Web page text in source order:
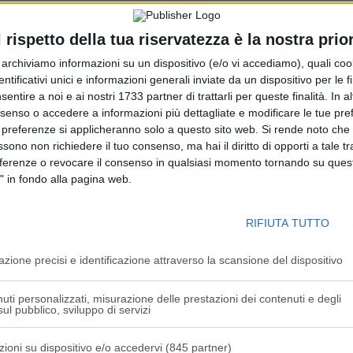
rispetto della tua riservatezza è la nostra
informazioni su un dispositivo (e/o vi accediamo), quali
unici e informazioni generali inviate da un dispositivo per le
a noi e ai nostri 1733 partner di trattarli per queste finalità. In
o accedere a informazioni più dettagliate e modificare le tue
si applicheranno solo a questo sito web. Si rende noto
non richiedere il tuo consenso, ma hai il diritto di opporti a tale
o revocare il consenso in qualsiasi momento tornando su
in fondo alla pagina web.
RIFIUTA TUTTO
precisi e identificazione attraverso la scansione del dispositivo
personalizzati, misurazione delle prestazioni dei contenuti e degli
pubblico, sviluppo di servizi
su dispositivo e/o accedervi (845 partner)
Romagna
CoV2, sono lievemente diminuite (-2,4%) le unità di
: 208.000 contro 213.186 del 2019. Tale diminuzione della
con le Associazioni e Federazioni di donatori a fronte di
dovuto alla riduzione dell’attività clinica e alla
infatti diminuite del 3% le unità trasfuse (191.904 nel
positivo e non si sono create situazioni di carenza.
passate da 63.741 a 72.249, con un aumento del
dopo anno la regione è in grado di mantenere
intervento né alcun tipo di attività sanitaria in cui fosse
Non solo; nonostante il periodo emergenziale l’Emilia-